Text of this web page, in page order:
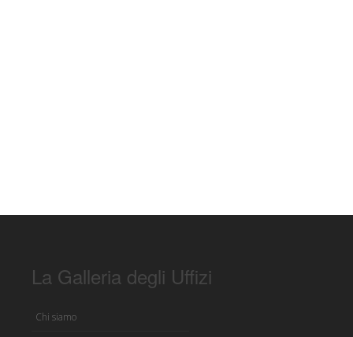
La Galleria degli Uffizi
Chi siamo